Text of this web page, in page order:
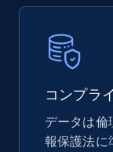
Mouser -
Product url,
part
コンプラ
データは倫
報保護法に